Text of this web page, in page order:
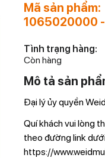
Mã sản phẩm:
1065020000 -
Tình trạng hàng:
Còn hàng
Mô tả sản
Đại lý ủy quyền
Quí khách vui lòng
theo đường link
https://